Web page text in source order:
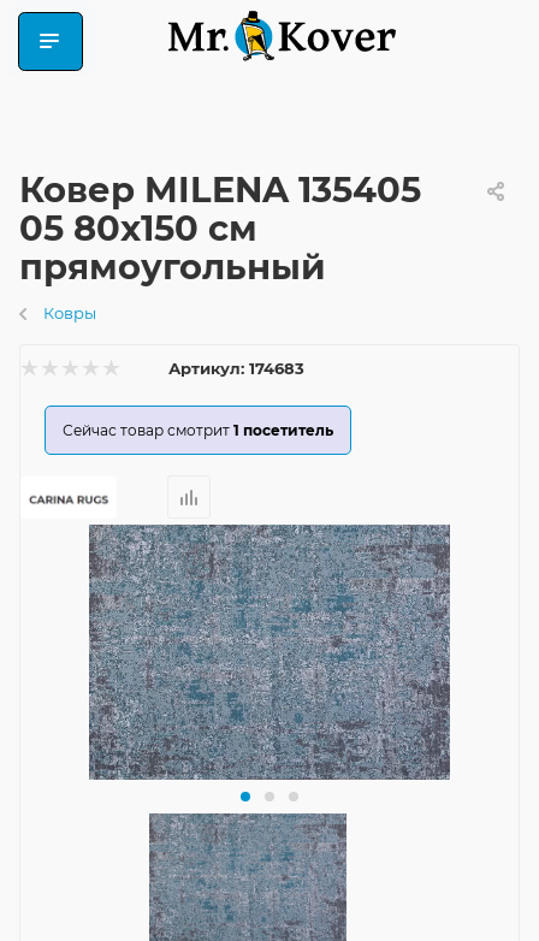
Ковер MILENA 135405
05 80x150 см
прямоугольный
Ковры
Артикул: 174683
Сейчас товар смотрит 1 посетитель